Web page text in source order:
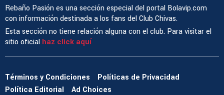
Rebaño Pasión es una sección especial del portal Bolavip.com
con información destinada a los fans del Club Chivas.
Esta sección no tiene relación alguna con el club. Para visitar el
sitio oficial haz click aquí
Términos y Condiciones
Políticas de Privacidad
Política Editorial
Ad Choices